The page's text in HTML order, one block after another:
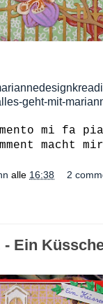
geht-mit-
mi fa
macht
alle 16:38 2
- Ein